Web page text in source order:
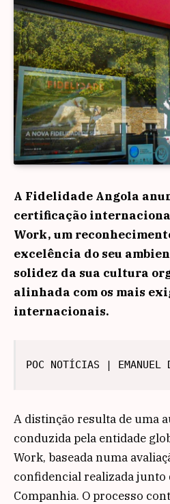
A Fidelidade Angola
certificação
Work, um
excelência do seu
solidez da sua cultura
alinhada com os mais
internacionais.
POC NOTÍCIAS |
A distinção resulta de uma
conduzida pela entidade
Work, baseada numa
confidencial realizada junto
Companhia. O processo